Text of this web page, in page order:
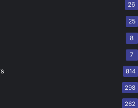
26
25
8
7
814
298
262